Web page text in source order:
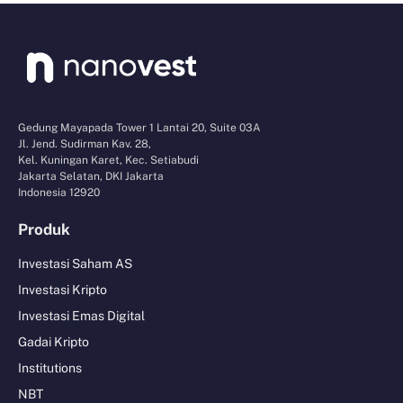
Gedung Mayapada Tower 1 Lantai 20, Suite 03A
Jl. Jend. Sudirman Kav. 28,
Kel. Kuningan Karet, Kec. Setiabudi
Jakarta Selatan, DKI Jakarta
Indonesia 12920
Produk
Investasi Saham AS
Investasi Kripto
Investasi Emas Digital
Gadai Kripto
Institutions
NBT